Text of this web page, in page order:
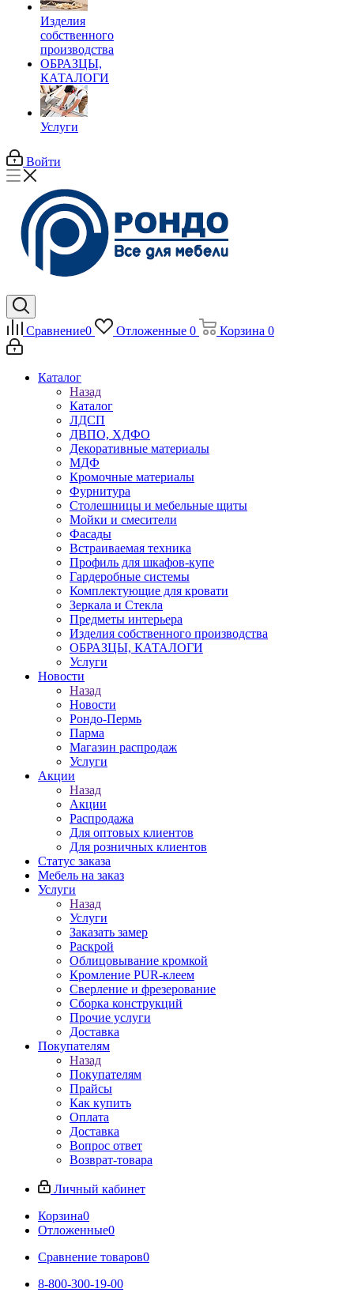
Изделия
собственного
производства
ОБРАЗЦЫ,
КАТАЛОГИ
Услуги
Войти
Сравнение0 Отложенные 0 Корзина 0
Каталог
Назад
Каталог
ЛДСП
ДВПО, ХДФО
Декоративные материалы
МДФ
Кромочные материалы
Фурнитура
Столешницы и мебельные щиты
Мойки и смесители
Фасады
Встраиваемая техника
Профиль для шкафов-купе
Гардеробные системы
Комплектующие для кровати
Зеркала и Стекла
Предметы интерьера
Изделия собственного производства
ОБРАЗЦЫ, КАТАЛОГИ
Услуги
Новости
Назад
Новости
Рондо-Пермь
Парма
Магазин распродаж
Услуги
Акции
Назад
Акции
Распродажа
Для оптовых клиентов
Для розничных клиентов
Статус заказа
Мебель на заказ
Услуги
Назад
Услуги
Заказать замер
Раскрой
Облицовывание кромкой
Кромление PUR-клеем
Сверление и фрезерование
Сборка конструкций
Прочие услуги
Доставка
Покупателям
Назад
Покупателям
Прайсы
Как купить
Оплата
Доставка
Вопрос ответ
Возврат-товара
Личный кабинет
Корзина0
Отложенные0
Сравнение товаров0
8-800-300-19-00